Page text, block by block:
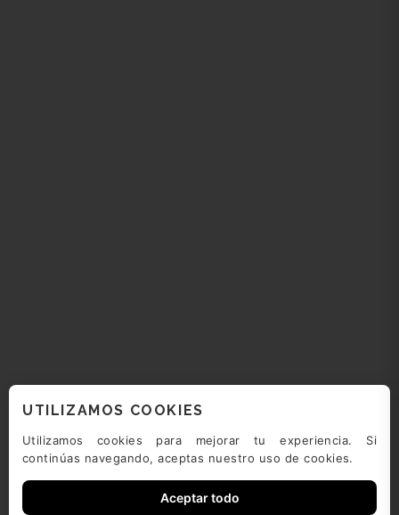
UTILIZAMOS COOKIES
Utilizamos cookies para mejorar tu experiencia. Si
continúas navegando, aceptas nuestro uso de cookies.
Aceptar todo